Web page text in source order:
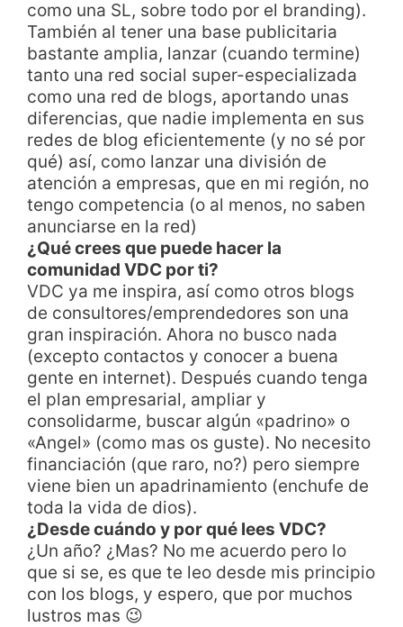
como una SL, sobre todo por el branding).
También al tener una base publicitaria
bastante amplia, lanzar (cuando termine)
tanto una red social super-especializada
como una red de blogs, aportando unas
diferencias, que nadie implementa en sus
redes de blog eficientemente (y no sé por
qué) así, como lanzar una división de
atención a empresas, que en mi región, no
tengo competencia (o al menos, no saben
anunciarse en la red)
¿Qué crees que puede hacer la
comunidad VDC por ti?
VDC ya me inspira, así como otros blogs
de consultores/emprendedores son una
gran inspiración. Ahora no busco nada
(excepto contactos y conocer a buena
gente en internet). Después cuando tenga
el plan empresarial, ampliar y
consolidarme, buscar algún «padrino» o
«Angel» (como mas os guste). No necesito
financiación (que raro, no?) pero siempre
viene bien un apadrinamiento (enchufe de
toda la vida de dios).
¿Desde cuándo y por qué lees VDC?
¿Un año? ¿Mas? No me acuerdo pero lo
que si se, es que te leo desde mis principio
con los blogs, y espero, que por muchos
lustros mas 😉